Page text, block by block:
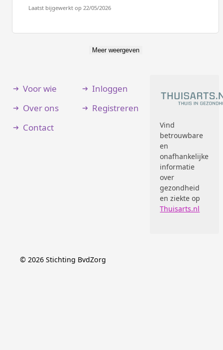
Laatst bijgewerkt op 22/05/2026
Meer weergeven
Voor wie
Over ons
Contact
Inloggen
Registreren
Vind
betrouwbare
en
onafhankelijke
informatie
over
gezondheid
en ziekte op
Thuisarts.nl
© 2026 Stichting BvdZorg